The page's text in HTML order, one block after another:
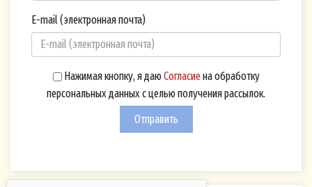
E-mail (электронная почта)
Нажимая кнопку, я даюСогласиена обработку
персональных данных с целью получения рассылок.
Отправить